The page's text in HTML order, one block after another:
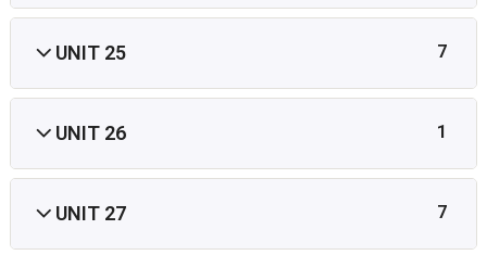
UNIT 25 7
UNIT 26 1
UNIT 27 7